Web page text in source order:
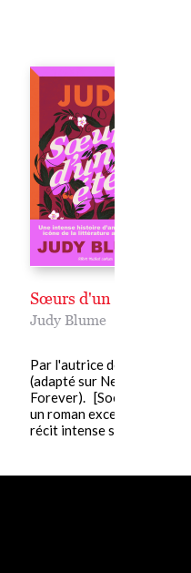
Sœurs d'un été
Judy Blume
Par l'autrice de Pour
(adapté sur Netflix sous
Forever). [Soeurs d'un
un roman exceptionnel [...]
récit intense sur......